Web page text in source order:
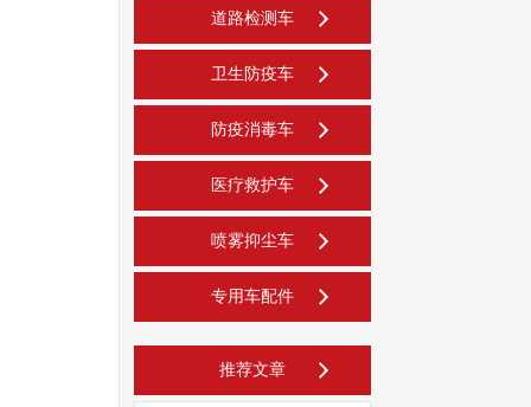
道路检测车
卫生防疫车
防疫消毒车
医疗救护车
喷雾抑尘车
专用车配件
推荐文章